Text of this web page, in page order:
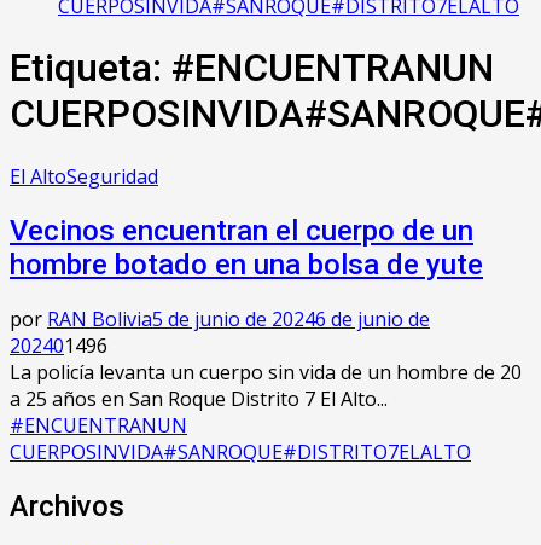
CUERPOSINVIDA#SANROQUE#DISTRITO7ELALTO
Etiqueta: #ENCUENTRANUN
El AltoSeguridad
Vecinos encuentran el cuerpo de un
hombre botado en una bolsa de yute
por RAN Bolivia5 de junio de 20246 de junio de
202401496
La policía levanta un cuerpo sin vida de un hombre de 20
a 25 años en San Roque Distrito 7 El Alto...
#ENCUENTRANUN
CUERPOSINVIDA#SANROQUE#DISTRITO7ELALTO
Archivos